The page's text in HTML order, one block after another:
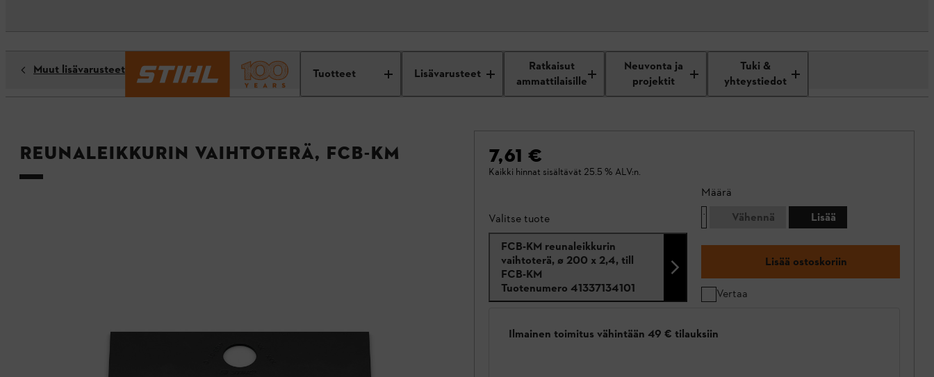
Tuotteet Lisävarusteet
Ratkaisut
ammattilaisille
Neuvonta ja
projektit
Tuki &
yhteystiedot
Muut lisävarusteet
Reunaleikkurin vaihtoterä, FCB-KM 7,61 €
Kaikki hinnat sisältävät 25.5 % ALV:n.
Valitse tuote
FCB-KM reunaleikkurin
vaihtoterä, ø 200 x 2,4, till
FCB-KM
Tuotenumero 41337134101
Määrä
Vähennä
Lisää
Lisää ostoskoriin
Vertaa
Ilmainen toimitus vähintään 49 € tilauksiin